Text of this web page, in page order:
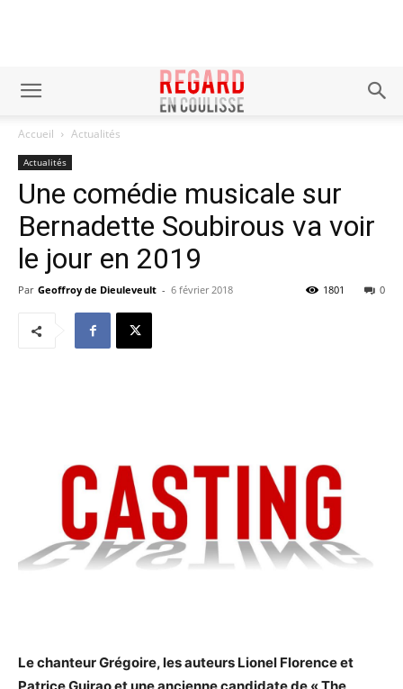
Accueil Actualités
Actualités
Une comédie musicale sur
Bernadette Soubirous va voir
le jour en 2019
Par Geoffroy de Dieuleveult - 6 février 2018 0
1801
Le chanteur Grégoire, les auteurs Lionel Florence et